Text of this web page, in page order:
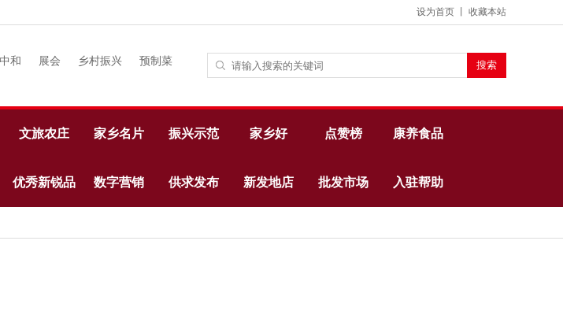
设为首页 收藏本站
和 展会 乡村振兴 预制菜
文旅农庄 家乡名片 振兴示范 家乡好 点赞榜 康养食品
优秀新锐品 数字营销 供求发布 新发地店 批发市场 入驻帮助